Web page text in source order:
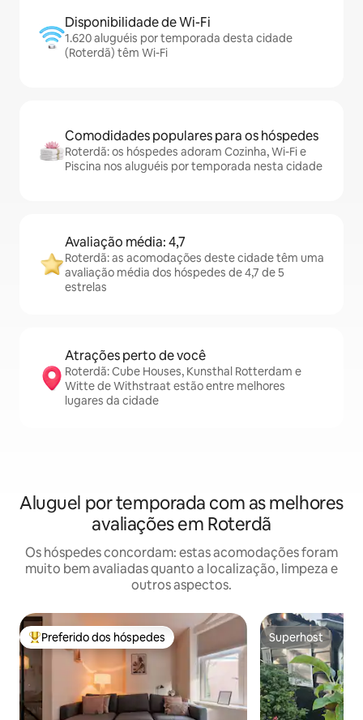
Disponibilidade de Wi-Fi
1.620 aluguéis por temporada desta cidade
(Roterdã) têm Wi-Fi
Comodidades populares para os hóspedes
Roterdã: os hóspedes adoram Cozinha, Wi-Fi e
Piscina nos aluguéis por temporada nesta cidade
Avaliação média: 4,7
Roterdã: as acomodações deste cidade têm uma
avaliação média dos hóspedes de 4,7 de 5
estrelas
Atrações perto de você
Roterdã: Cube Houses, Kunsthal Rotterdam e
Witte de Withstraat estão entre melhores
lugares da cidade
Aluguel por temporada com as melhores
avaliações em Roterdã
Os hóspedes concordam: estas acomodações foram
muito bem avaliadas quanto a localização, limpeza e
outros aspectos.
Entre os melhores preferidos dos hóspedes
Preferido dos hóspedes Superhost
Superhost